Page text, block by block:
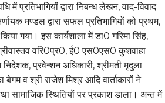
प्रतिभागियों द्वारा निबन्ध लेखन, वाद-विवाद
मण्डल द्वारा सफल प्रतिभागियों को प्रथम,
गया। इस कार्यशाला में डा0 गरिमा सिंह,
वरि0प्र0, ई0 एस0एस0 कुशवाहा
प्रवेन्शन अधिकारी, श्रीमती मृदुला
बेगम व श्री राजेश मिश्र आदि वार्ताकारों ने
सामाजिक स्थितियों पर प्रकाश डाला। अन्त में